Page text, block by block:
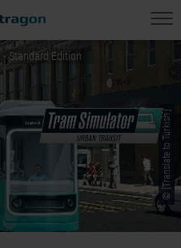
Standard Edition
© [Translate to Turkish:]